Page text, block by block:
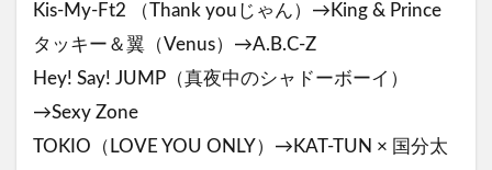
Kis-My-Ft2 （Thank youじゃん）→King & Prince
タッキー＆翼（Venus）→A.B.C-Z
Hey! Say! JUMP（真夜中のシャドーボーイ）
→Sexy Zone
TOKIO（LOVE YOU ONLY）→KAT-TUN × 国分太